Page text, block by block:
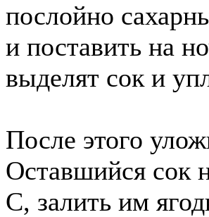
послойно
и поставить на
выделят сок и
После этого
Оставшийся сок
С, залить им